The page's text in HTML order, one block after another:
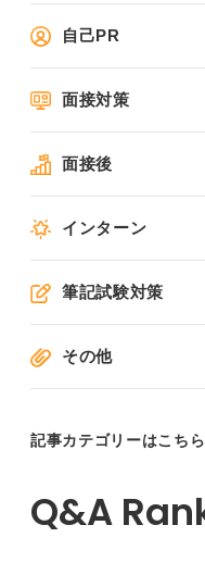
自己PR
面接対策
面接後
インターン
筆記試験対策
その他
記事カテゴリーはこちら